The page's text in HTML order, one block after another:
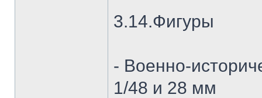
3.14.Фигуры
- Военно-
1/48 и 28 мм